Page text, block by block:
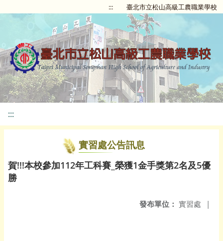
::: 臺北市立松山高級工農職業學校
:::
實習處公告訊息
賀!!!本校參加112年工科賽_榮獲1金手獎第2名及5優
勝
發布單位： 實習處 |